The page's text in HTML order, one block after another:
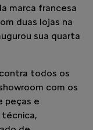
marca francesa
duas lojas na
sua quarta
todos os
com os
peças e
técnica,